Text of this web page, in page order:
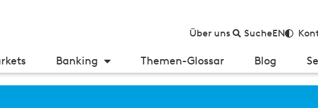
Über uns SucheEN
Banking Themen-Glossar Blog